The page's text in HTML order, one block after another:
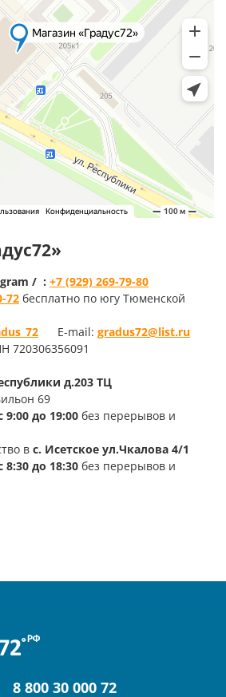
/ : +7 (929) 269-79-80
72 бесплатно по югу Тюменской
E-mail: gradus72@list.ru
д.203 ТЦ
69
9:00 до 19:00 без перерывов и
в с. Исетское ул.Чкалова 4/1
8:30 до 18:30 без перерывов и
8 800 30 000 72